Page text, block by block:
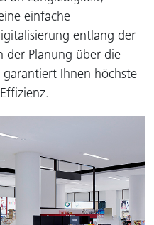
einfache
entlang der
der Planung über die
Ihnen höchste